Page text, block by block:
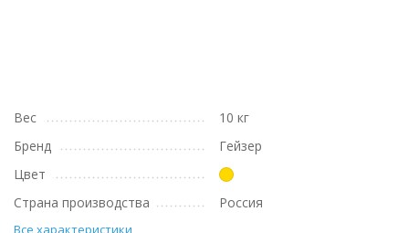
Вес
10 кг
Бренд
Гейзер
Цвет
Страна производства
Россия
Все характеристики